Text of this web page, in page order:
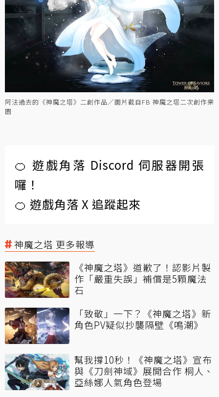
阿法過去的《神魔之塔》二創作品／圖片截自FB 神魔之塔二次創作樂
園
🍊 遊戲角落 Discord 伺服器開張
囉！
🍊 遊戲角落 X 追蹤起來
神魔之塔 更多報導
《神魔之塔》道歉了！認影片製
作「嚴重失誤」補償是5顆魔法
石
「致敬」一下？《神魔之塔》新
角色PV疑似抄襲隔壁《鳴潮》
幫我撐10秒！《神魔之塔》宣布
與《刀劍神域》展開合作 桐人、
亞絲娜人氣角色登場